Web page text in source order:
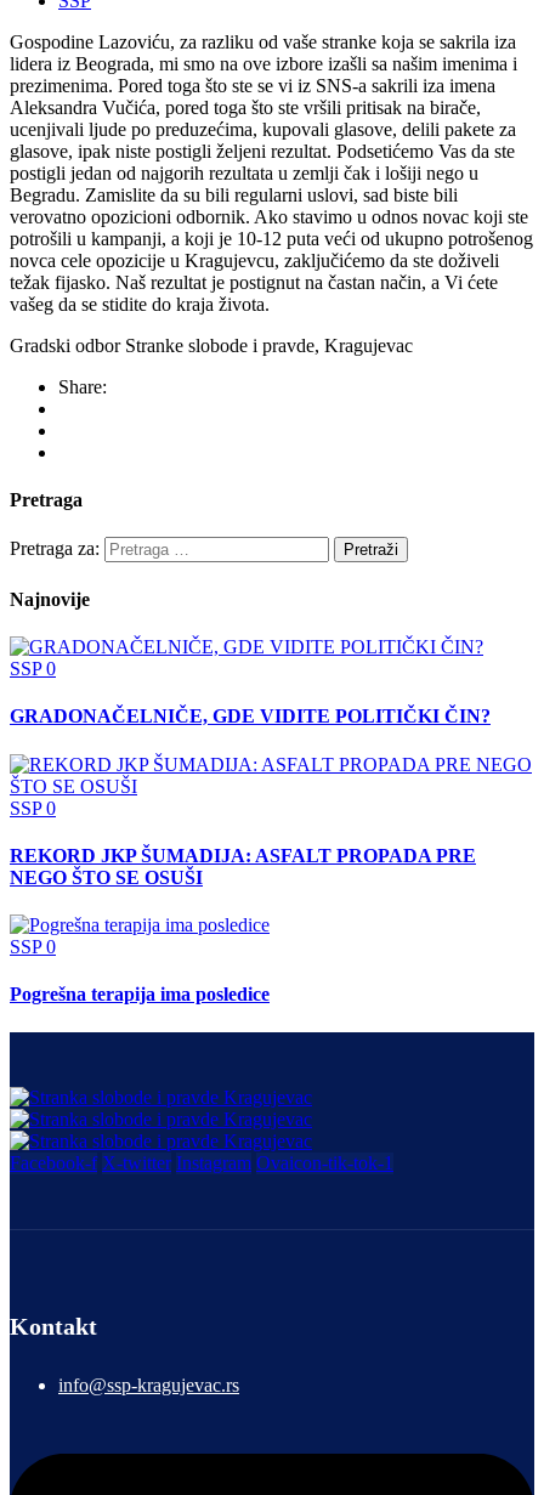
Gospodine Lazoviću, za razliku od vaše stranke koja se sakrila iza
lidera iz Beograda, mi smo na ove izbore izašli sa našim imenima i
prezimenima. Pored toga što ste se vi iz SNS-a sakrili iza imena
Aleksandra Vučića, pored toga što ste vršili pritisak na birače,
ucenjivali ljude po preduzećima, kupovali glasove, delili pakete za
glasove, ipak niste postigli željeni rezultat. Podsetićemo Vas da ste
postigli jedan od najgorih rezultata u zemlji čak i lošiji nego u
Begradu. Zamislite da su bili regularni uslovi, sad biste bili
verovatno opozicioni odbornik. Ako stavimo u odnos novac koji ste
potrošili u kampanji, a koji je 10-12 puta veći od ukupno potrošenog
novca cele opozicije u Kragujevcu, zaključićemo da ste doživeli
težak fijasko. Naš rezultat je postignut na častan način, a Vi ćete
vašeg da se stidite do kraja života.
Gradski odbor Stranke slobode i pravde, Kragujevac
Share:
Pretraga
Pretraga za:
Najnovije
SSP0
GRADONAČELNIČE, GDE VIDITE POLITIČKI ČIN?
SSP0
REKORD JKP ŠUMADIJA: ASFALT PROPADA PRE
NEGO ŠTO SE OSUŠI
SSP0
Pogrešna terapija ima posledice
Facebook-f X-twitter Instagram Ovaicon-tik-tok-1
Kontakt
info@ssp-kragujevac.rs